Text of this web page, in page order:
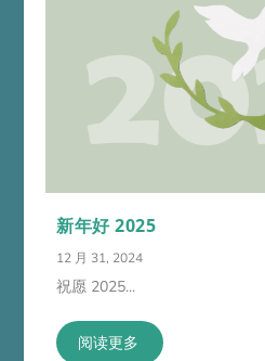
新年好 2025
12 月 31, 2024
祝愿 2025...
阅读更多